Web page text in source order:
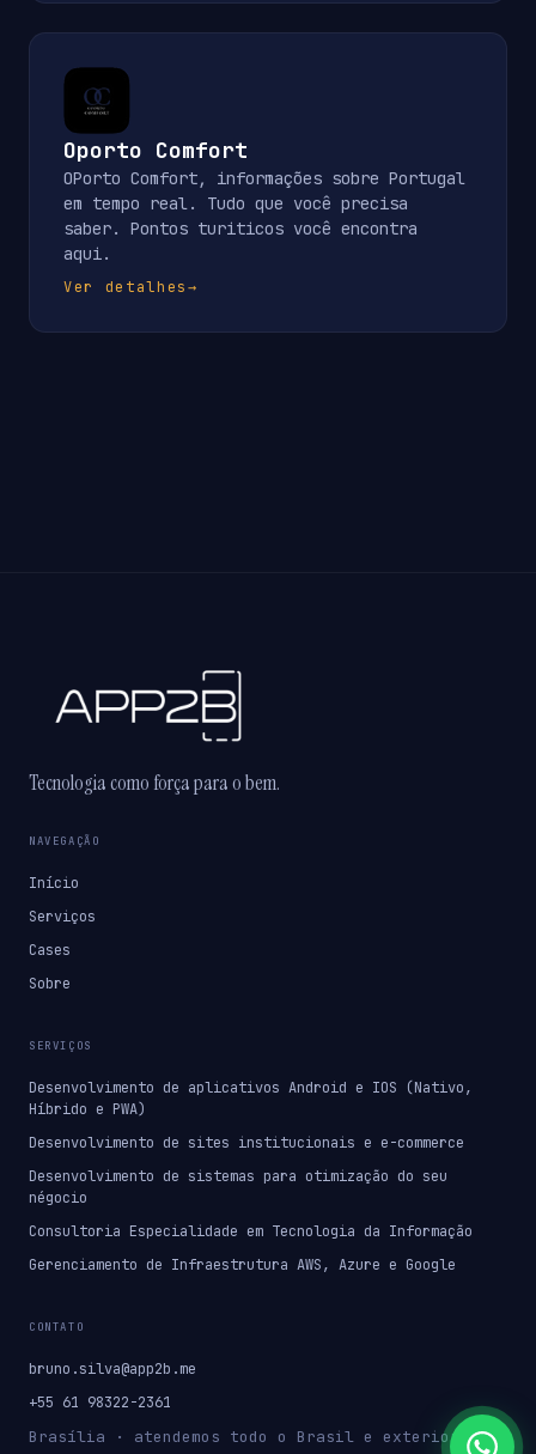
Oporto Comfort
OPorto Comfort, informações sobre Portugal
em tempo real. Tudo que você precisa
saber. Pontos turiticos você encontra
aqui.
Ver detalhes→
Tecnologia como força para o bem.
NAVEGAÇÃO
Início
Serviços
Cases
Sobre
SERVIÇOS
Desenvolvimento de aplicativos Android e IOS (Nativo,
Híbrido e PWA)
Desenvolvimento de sites institucionais e e-commerce
Desenvolvimento de sistemas para otimização do seu
négocio
Consultoria Especialidade em Tecnologia da Informação
Gerenciamento de Infraestrutura AWS, Azure e Google
CONTATO
bruno.silva@app2b.me
+55 61 98322-2361
Brasília · atendemos todo o Brasil e exterior